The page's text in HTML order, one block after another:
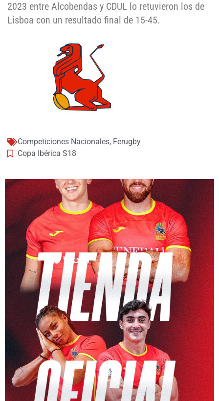
2023 entre Alcobendas y CDUL lo retuvieron los de
Lisboa con un resultado final de 15-45.
Competiciones Nacionales, Ferugby
Copa Ibérica S18